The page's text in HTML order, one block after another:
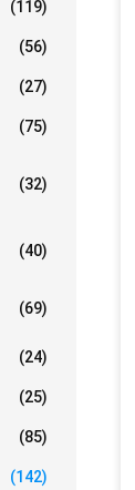
(119)
(56)
(27)
(75)
(32)
(40)
(69)
(24)
(25)
(85)
(142)